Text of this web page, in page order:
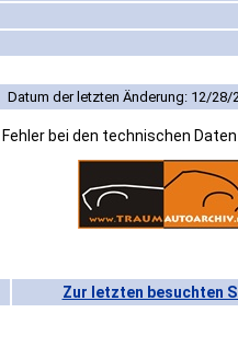
Datum der letzten Änderung: 12/28/
bei den technischen
Zur letzten besuchten